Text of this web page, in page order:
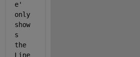
e'
only
show
s
the
Line